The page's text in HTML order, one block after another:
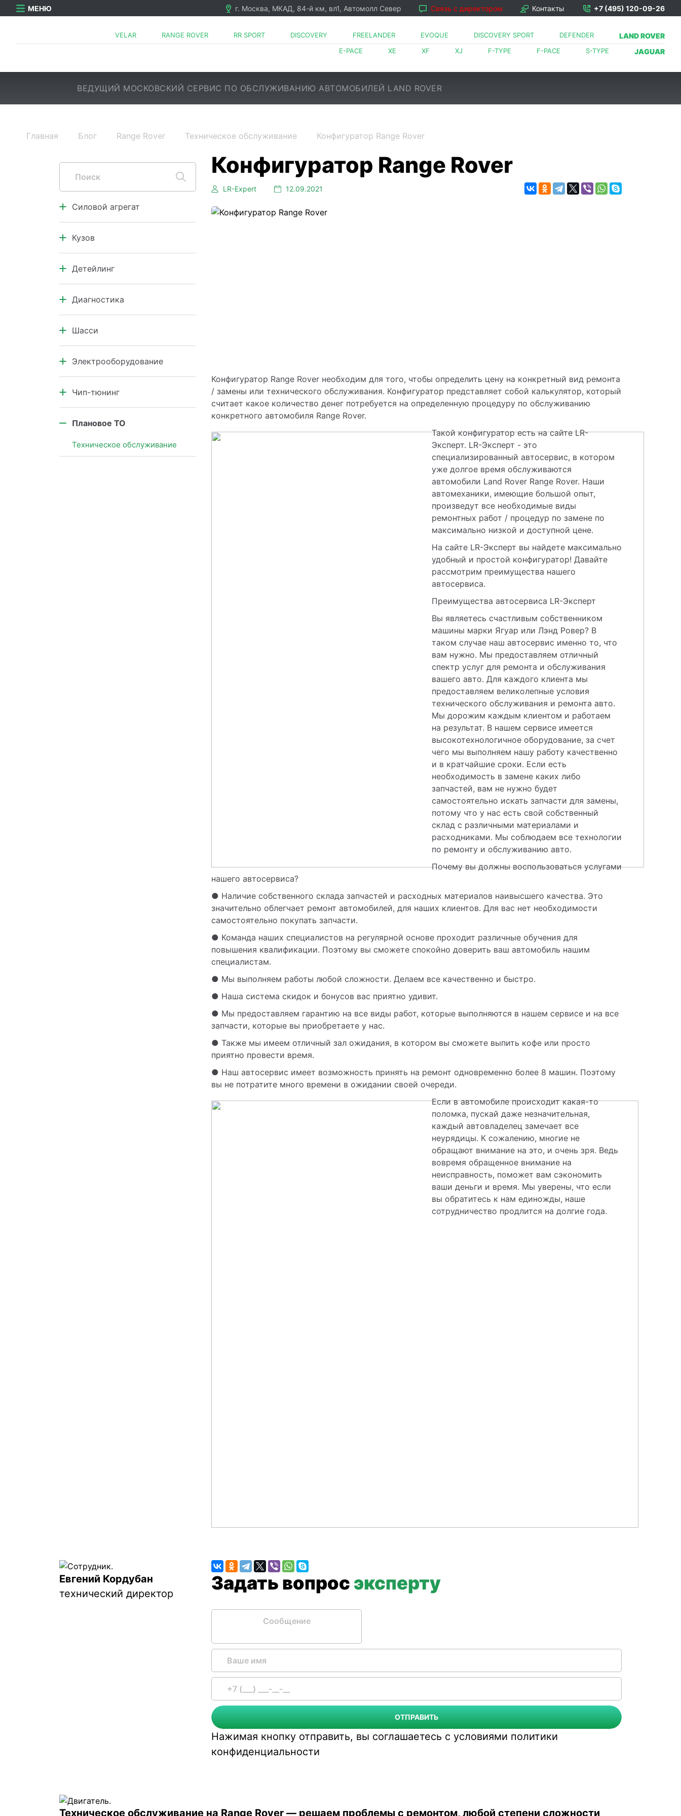
МЕНЮ +7 (495) 120-09-26
Контакты
Связь с директором
г. Москва, МКАД, 84-й км, вл1, Автомолл Север
LAND ROVER
DEFENDER
DISCOVERY SPORT
EVOQUE
FREELANDER
DISCOVERY
RR SPORT
RANGE ROVER
VELAR
JAGUAR
S-TYPE
F-PACE
F-TYPE
XJ
XF
XE
E-PACE
ВЕДУЩИЙ МОСКОВСКИЙ СЕРВИС ПО ОБСЛУЖИВАНИЮ АВТОМОБИЛЕЙ LAND ROVER
Главная Блог Range Rover Техническое обслуживание Конфигуратор Range Rover
LR⁠-⁠Expert 12.09.2021
Конфигуратор Range Rover необходим для того, чтобы определить цену на конкретный вид ремонта
/ замены или технического обслуживания. Конфигуратор представляет собой калькулятор, который
считает какое количество денег потребуется на определенную процедуру по обслуживанию
конкретного автомобиля Range Rover.
Такой конфигуратор есть на сайте LR-
Эксперт. LR-Эксперт - это
специализированный автосервис, в котором
уже долгое время обслуживаются
автомобили Land Rover Range Rover. Наши
автомеханики, имеющие большой опыт,
произведут все необходимые виды
ремонтных работ / процедур по замене по
максимально низкой и доступной цене.
На сайте LR-Эксперт вы найдете максимально
удобный и простой конфигуратор! Давайте
рассмотрим преимущества нашего
автосервиса.
Преимущества автосервиса LR-Эксперт
Вы являетесь счастливым собственником
машины марки Ягуар или Лэнд Ровер? В
таком случае наш автосервис именно то, что
вам нужно. Мы предоставляем отличный
спектр услуг для ремонта и обслуживания
вашего авто. Для каждого клиента мы
предоставляем великолепные условия
технического обслуживания и ремонта авто.
Мы дорожим каждым клиентом и работаем
на результат. В нашем сервисе имеется
высокотехнологичное оборудование, за счет
чего мы выполняем нашу работу качественно
и в кратчайшие сроки. Если есть
необходимость в замене каких либо
запчастей, вам не нужно будет
самостоятельно искать запчасти для замены,
потому что у нас есть свой собственный
склад с различными материалами и
расходниками. Мы соблюдаем все технологии
по ремонту и обслуживанию авто.
Почему вы должны воспользоваться услугами
нашего автосервиса?
● Наличие собственного склада запчастей и расходных материалов наивысшего качества. Это
значительно облегчает ремонт автомобилей, для наших клиентов. Для вас нет необходимости
самостоятельно покупать запчасти.
● Команда наших специалистов на регулярной основе проходит различные обучения для
повышения квалификации. Поэтому вы сможете спокойно доверить ваш автомобиль нашим
специалистам.
● Мы выполняем работы любой сложности. Делаем все качественно и быстро.
● Наша система скидок и бонусов вас приятно удивит.
● Мы предоставляем гарантию на все виды работ, которые выполняются в нашем сервисе и на все
запчасти, которые вы приобретаете у нас.
● Также мы имеем отличный зал ожидания, в котором вы сможете выпить кофе или просто
приятно провести время.
● Наш автосервис имеет возможность принять на ремонт одновременно более 8 машин. Поэтому
вы не потратите много времени в ожидании своей очереди.
Если в автомобиле происходит какая-то
поломка, пускай даже незначительная,
каждый автовладелец замечает все
неурядицы. К сожалению, многие не
обращают внимание на это, и очень зря. Ведь
вовремя обращенное внимание на
неисправность, поможет вам сэкономить
ваши деньги и время. Мы уверены, что если
вы обратитесь к нам единожды, наше
сотрудничество продлится на долгие года.
Силовой агрегат
Двигатель
Коробка передач
Кузов
Кузовной ремонт автомобилей
Кузовные элементы
Детейлинг
Салон автомобиля
Кузов и подкапотное
пространство
Диагностика
Диагностика узлов и агрегатов
Компьютерная диагностика
Шасси
Ремонт шасси
Электрооборудование
Электрооборудование
Чип-тюнинг
Чип-тюнинг
Плановое ТО
Техническое обслуживание
Евгений Кордубан
технический директор
Задать вопрос эксперту
Сообщение
ОТПРАВИТЬ
Нажимая кнопку отправить, вы соглашаетесь с условиями политики
конфиденциальности
Техническое обслуживание на Range Rover — решаем проблемы с ремонтом, любой степени сложности